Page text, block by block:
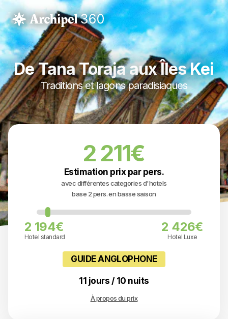
De Tana Toraja aux Îles Kei
Traditions et lagons paradisiaques
2 211€
Estimation prix par pers.
avec différentes categories d'hotels
base 2 pers. en basse saison
2 194€
Hotel standard
2 426€
Hotel Luxe
GUIDE ANGLOPHONE
11 jours / 10 nuits
À propos du prix